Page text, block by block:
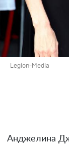
Legion-Media
Анджелина